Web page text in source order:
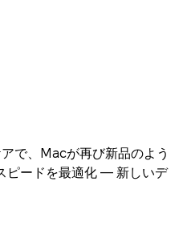
で、Macが再び新品のよう
ピードを最適化 — 新しいデ